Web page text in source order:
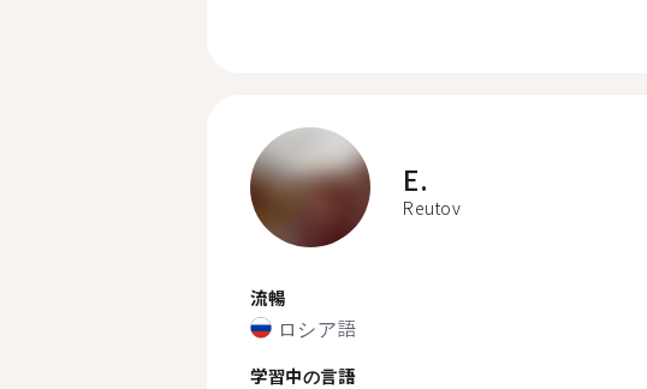
E.
Reutov
流暢
ロシア語
学習中の言語